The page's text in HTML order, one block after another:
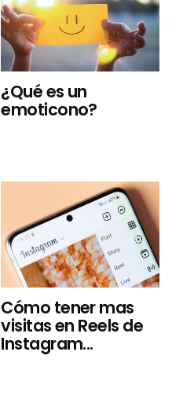
¿Qué es un
emoticono?
Cómo tener mas
visitas en Reels de
Instagram...